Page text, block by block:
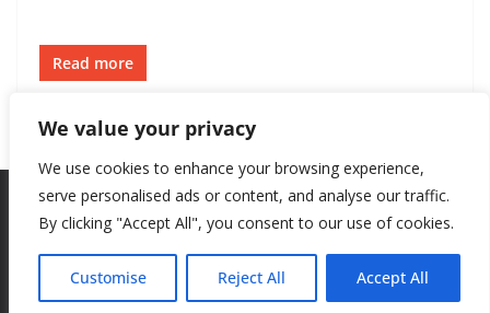
We value your privacy
We use cookies to enhance your browsing experience,
serve personalised ads or content, and analyse our traffic.
By clicking "Accept All", you consent to our use of cookies.
Customise Reject All Accept All
Read more
Theme:ColorMag by ThemeGrill. Powered byWordPress